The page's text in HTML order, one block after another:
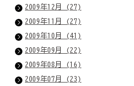
2009年12月 (27)
2009年11月 (27)
2009年10月 (41)
2009年09月 (22)
2009年08月 (16)
2009年07月 (23)